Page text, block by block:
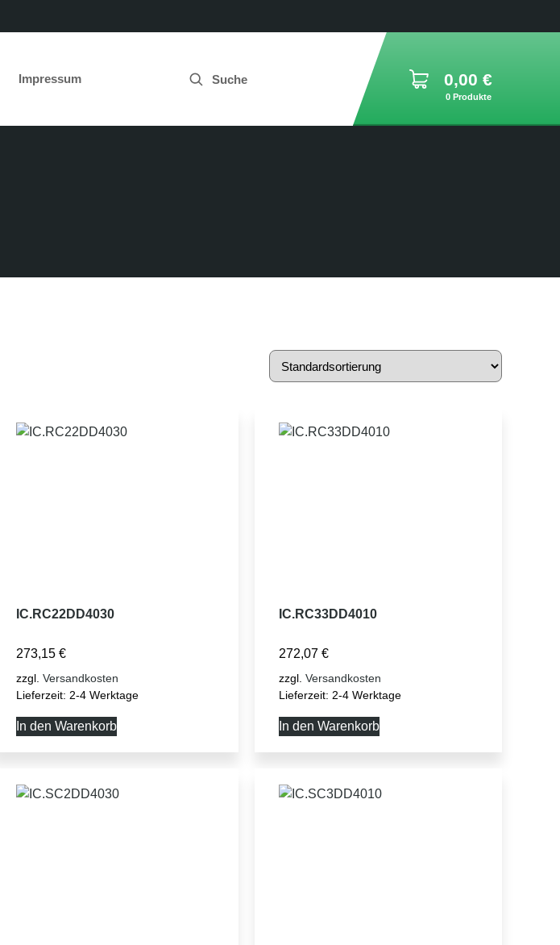
Impressum Suche 0,00 €
0 Produkte
IC.RC22DD4030
273,15 €
zzgl. Versandkosten
Lieferzeit: 2-4 Werktage
In den Warenkorb
IC.RC33DD4010
272,07€
zzgl.Versandkosten
Lieferzeit: 2-4 Werktage
In den Warenkorb